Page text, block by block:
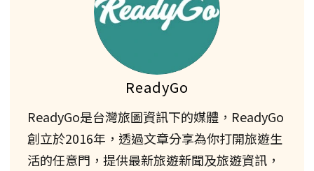
ReadyGo
ReadyGo是台灣旅圖資訊下的媒體，ReadyGo
創立於2016年，透過文章分享為你打開旅遊生
活的任意門，提供最新旅遊新聞及旅遊資訊，